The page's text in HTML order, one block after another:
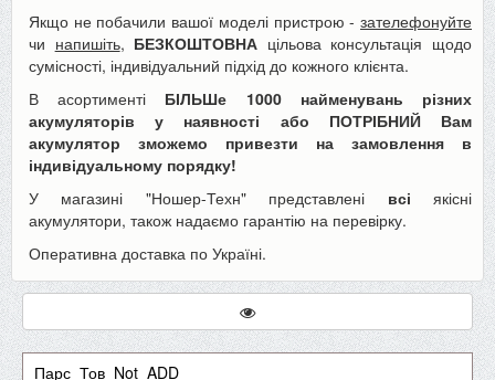
Якщо не побачили вашої моделі пристрою - зателефонуйте
чи напишіть, БЕЗКОШТОВНА цільова консультація щодо
сумісності, індивідуальний підхід до кожного клієнта.
В асортименті БІЛЬШе 1000 найменувань різних
акумуляторів у наявності або ПОТРІБНИЙ Вам
акумулятор зможемо привезти на замовлення в
індивідуальному порядку!
У магазині "Ношер-Техн" представлені всіякісні
акумулятори, також надаємо гарантію на перевірку.
Оперативна доставка по Україні.
Парс_Тов_Not_ADD